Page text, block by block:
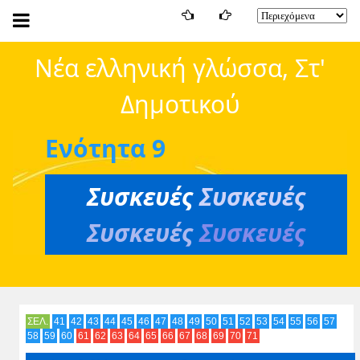
Νέα ελληνική γλώσσα, Στ'
Δημοτικού
Ενότητα 9
ΣυσκευέςΣυσκευές
ΣυσκευέςΣυσκευές
ΣΕΛ. 41 42 43 44 45 46 47 48 49 50 51 52 53 54 55 56 57
58 59 60 61 62 63 64 65 66 67 68 69 70 71